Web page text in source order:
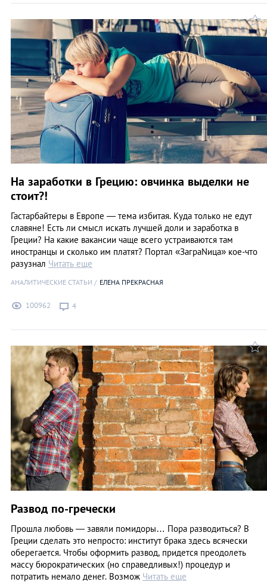
На заработки в Грецию: овчинка выделки не
стоит?!
Гастарбайтеры в Европе — тема избитая. Куда только не едут
славяне! Есть ли смысл искать лучшей доли и заработка в
Греции? На какие вакансии чаще всего устраиваются там
иностранцы и сколько им платят? Портал «ЗаграNица» кое-что
разузнал Читать еще
АНАЛИТИЧЕСКИЕ СТАТЬИ ЕЛЕНА ПРЕКРАСНАЯ
100962 4
Развод по-гречески
Прошла любовь — завяли помидоры… Пора разводиться? В
Греции сделать это непросто: институт брака здесь всячески
оберегается. Чтобы оформить развод, придется преодолеть
массу бюрократических (но справедливых!) процедур и
потратить немало денег. Возмож Читать еще